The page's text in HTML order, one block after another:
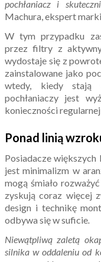
pochłaniacz i
Machura, ekspert
W tym przypadku
przez filtry z
wydostaje się z
zainstalowane jako
wtedy, kiedy stają
pochłaniaczy jest
konieczności
Ponad linią
Posiadacze
jest minimalizm w
mogą śmiało
zyskują coraz więcej
design i technikę
odbywa się w suficie.
Niewątpliwą zaletą
silnika w oddaleniu od